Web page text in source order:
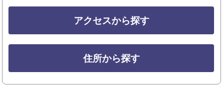
アクセスから探す
住所から探す